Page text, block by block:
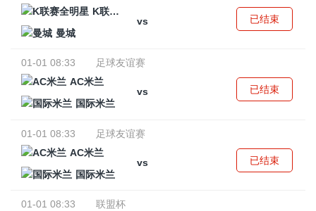
K联赛全明星
vs
曼城
已结束
01-01 08:33
足球友谊赛
AC米兰
vs
国际米兰
已结束
01-01 08:33
足球友谊赛
AC米兰
vs
国际米兰
已结束
01-01 08:33
联盟杯